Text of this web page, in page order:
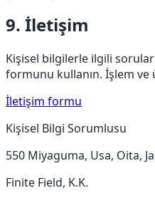
9. İletişim
Kişisel bilgilerle ilgili
formunu kullanın. İşlem ve
İletişim formu
Kişisel Bilgi Sorumlusu
550 Miyaguma, Usa, Oita,
Finite Field, K.K.